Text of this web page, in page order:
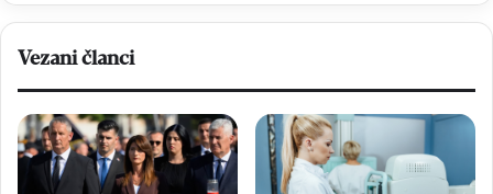
Vezani članci